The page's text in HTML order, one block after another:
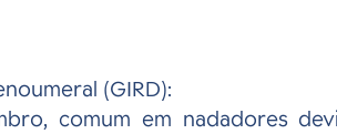
(GIRD):
comum em nadadores